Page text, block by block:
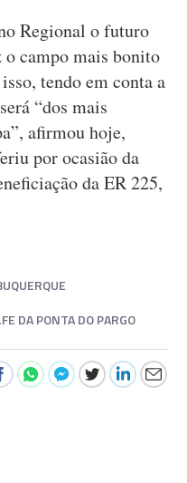
Regional o futuro
o campo mais bonito
tendo em conta a
“dos mais
afirmou hoje,
por ocasião da
da ER 225,
DA PONTA DO PARGO